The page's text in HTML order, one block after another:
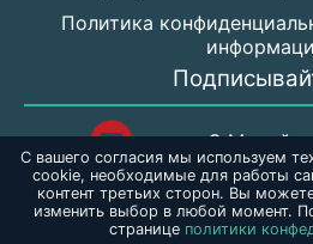
С вашего согласия мы используем
cookie, необходимые для работы
контент третьих сторон. Вы
изменить выбор в любой момент.
странице политики
Политика
С Милой